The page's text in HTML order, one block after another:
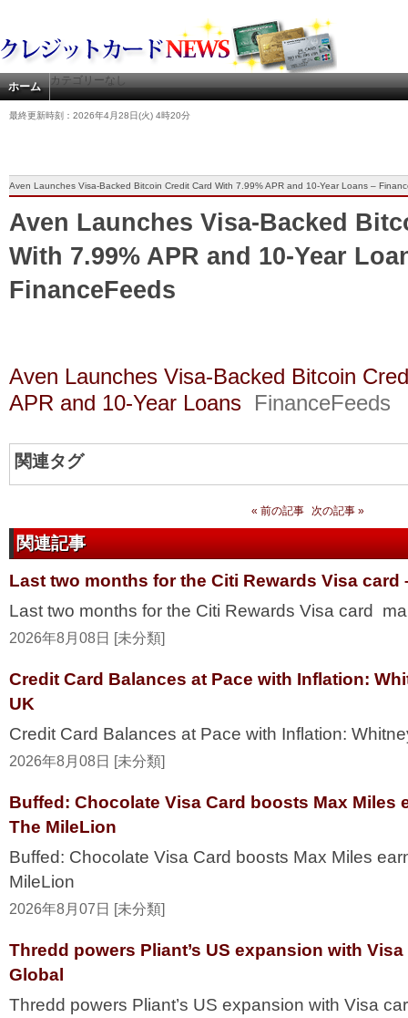
ホーム カテゴリーなし
最終更新時刻：2026年4月28日(火) 4時20分
Aven Launches Visa-Backed Bitcoin Credit Card With 7.99% APR and 10-Year Loans –
Aven Launches Visa-Backed
With 7.99% APR and 10-Year
FinanceFeeds
Aven Launches Visa-Backed Bitcoin
APR and 10-Year Loans FinanceFeeds
関連タグ
« 前の記事 次の記事 »
関連記事
Last two months for the Citi Rewards Visa card
Last two months for the Citi Rewards Visa card
2026年8月08日 [未分類]
Credit Card Balances at Pace with Inflation:
UK
Credit Card Balances at Pace with Inflation:
2026年8月08日 [未分類]
Buffed: Chocolate Visa Card boosts Max Miles
The MileLion
Buffed: Chocolate Visa Card boosts Max Miles
MileLion
2026年8月07日 [未分類]
Thredd powers Pliant’s US expansion with
Global
Thredd powers Pliant’s US expansion with Visa